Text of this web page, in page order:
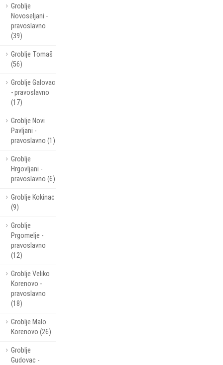
Groblje
Novoseljani -
pravoslavno
(39)
Groblje Tomaš
(56)
Groblje Galovac
- pravoslavno
(17)
Groblje Novi
Pavljani -
pravoslavno (1)
Groblje
Hrgovljani -
pravoslavno (6)
Groblje Kokinac
(9)
Groblje
Prgomelje -
pravoslavno
(12)
Groblje Veliko
Korenovo -
pravoslavno
(18)
Groblje Malo
Korenovo (26)
Groblje
Gudovac -